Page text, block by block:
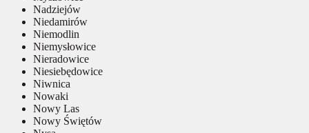
Nadziejów
Niedamirów
Niemodlin
Niemysłowice
Nieradowice
Niesiebędowice
Niwnica
Nowaki
Nowy Las
Nowy Świętów